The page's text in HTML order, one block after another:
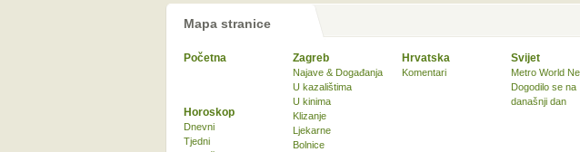
Mapa stranice
Početna Zagreb
Najave & Događanja
U kazalištima
U kinima
Klizanje
Ljekarne
Bolnice
Hrvatska
Komentari
Svijet
Metro World
Dogodilo se na
današnji dan
Horoskop
Dnevni
Tjedni